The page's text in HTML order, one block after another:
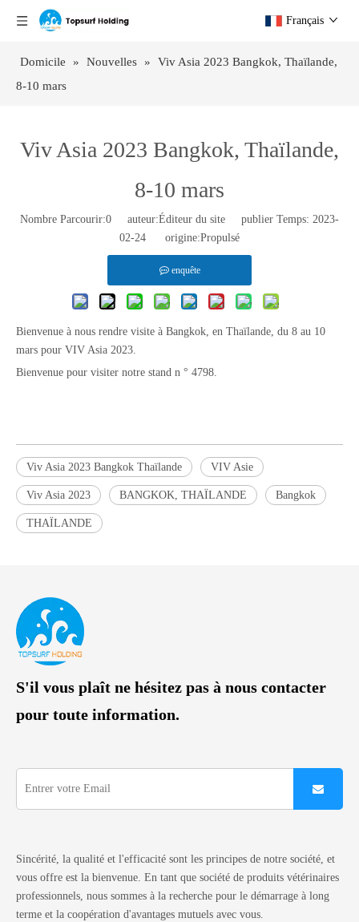
Français
Domicile » Nouvelles »
Viv Asia 2023 Bangkok, Thaïlande,
8-10 mars
Viv Asia 2023 Bangkok, Thaïlande,
8-10 mars
Nombre Parcourir:0 auteur:Éditeur du site publier Temps: 2023-
02-24 origine:Propulsé
enquête
Bienvenue à nous rendre visite à Bangkok, en Thaïlande, du 8 au 10
mars pour VIV Asia 2023.
Bienvenue pour visiter notre stand n ° 4798.
Viv Asia 2023 Bangkok Thaïlande VIV Asie
Viv Asia 2023 BANGKOK, THAÏLANDE Bangkok
THAÏLANDE
S'il vous plaît ne hésitez pas à nous contacter
pour toute information.
Sincérité, la qualité et l'efficacité sont les principes de notre société, et
vous offre est la bienvenue. En tant que société de produits vétérinaires
professionnels, nous sommes à la recherche pour le démarrage à long
terme et la coopération d'avantages mutuels avec vous.